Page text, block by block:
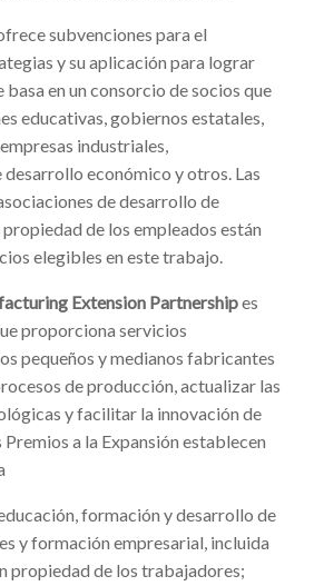
subvenciones para el
y su aplicación para lograr
en un consorcio de socios que
educativas, gobiernos estatales,
industriales,
económico y otros. Las
de desarrollo de
de los empleados están
elegibles en este trabajo.
Extension Partnershipes
proporciona servicios
pequeños y medianos fabricantes
de producción, actualizar las
y facilitar la innovación de
a la Expansión establecen
formación y desarrollo de
y formación empresarial, incluida
propiedad de los trabajadores;